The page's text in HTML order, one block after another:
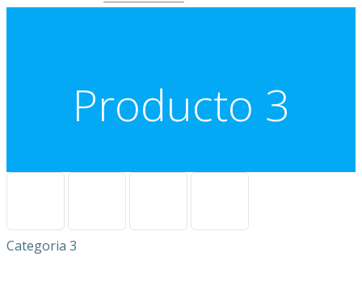
Producto 3
Categoria 3